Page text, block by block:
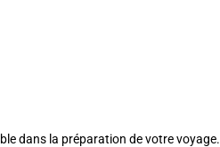
dans la préparation de votre voyage.